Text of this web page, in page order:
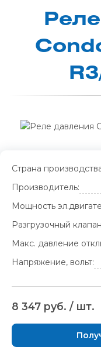
Страна
Производитель:
Мощность
Разгрузочный
Макс. давление
Напряжение, вольт:
8 347 руб. / шт.